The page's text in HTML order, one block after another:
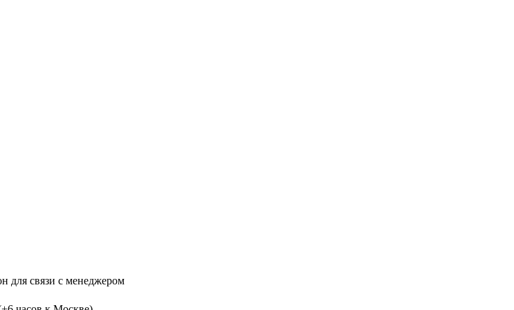
для связи с менеджером